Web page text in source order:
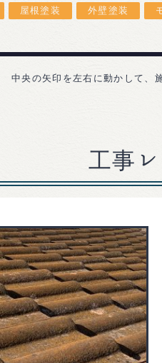
屋根塗装 外壁塗装
中央の矢印を左右に動かして、
工事